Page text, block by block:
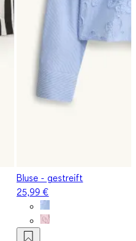
Bluse - gestreift
25,99 €